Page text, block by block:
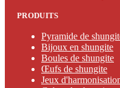
PRODUITS
Pyramide de
Bijoux en shungite
Boules de shungite
Œufs de shungite
Jeux